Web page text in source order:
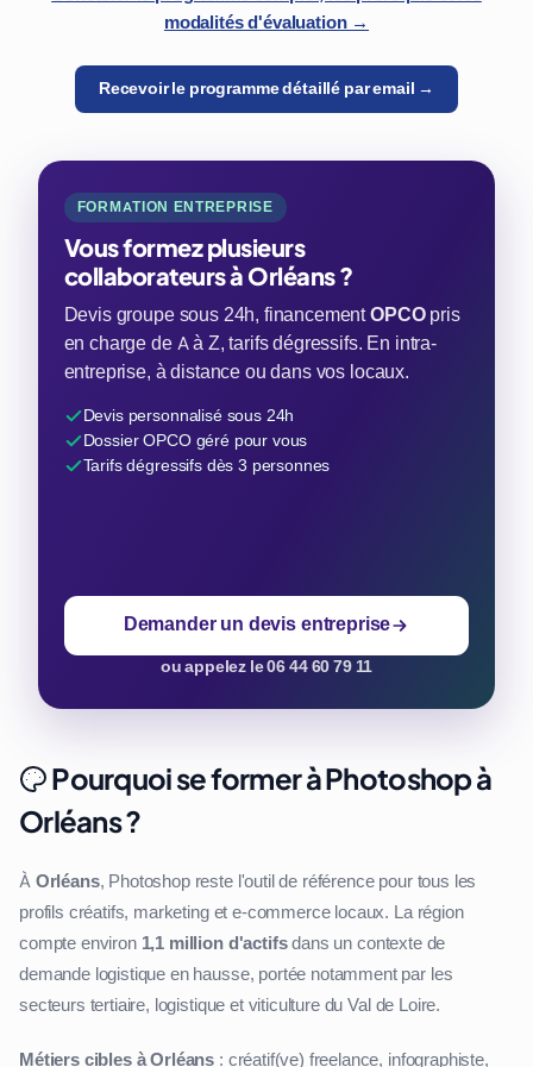
modalités d'évaluation →
Recevoir le programme détaillé par email →
FORMATION ENTREPRISE
Vous formez plusieurs
collaborateurs à Orléans ?
Devis groupe sous 24h, financementOPCOpris
en charge de A à Z, tarifs dégressifs. En intra-
entreprise, à distance ou dans vos locaux.
Devis personnalisé sous 24h
Dossier OPCO géré pour vous
Tarifs dégressifs dès 3 personnes
Demander un devis entreprise
ou appelez le 06 44 60 79 11
Pourquoi se former à Photoshop à
Orléans ?
À Orléans, Photoshop reste l'outil de référence pour tous les
profils créatifs, marketing et e-commerce locaux. La région
compte environ 1,1 million d'actifsdans un contexte de
demande logistique en hausse, portée notamment par les
secteurs tertiaire, logistique et viticulture du Val de Loire.
Métiers cibles à Orléans : créatif(ve) freelance, infographiste,